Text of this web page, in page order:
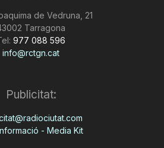
de Vedruna, 21
Tarragona
977 088 596
info@rctgn.cat
Publicitat:
- Media Kit